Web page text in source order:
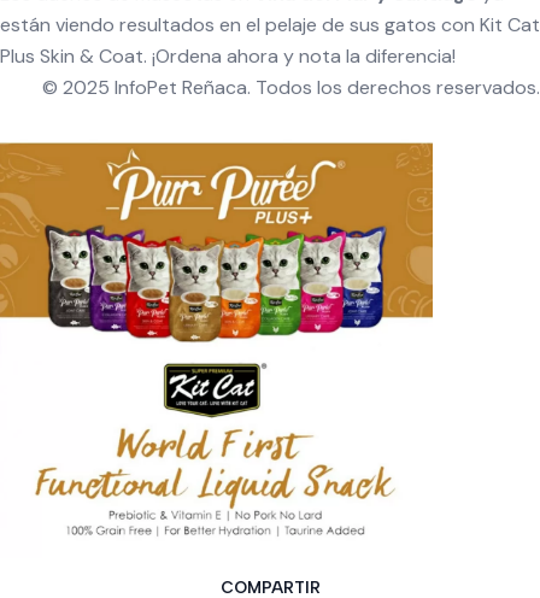
están viendo resultados en el pelaje de sus gatos con Kit Cat
Plus Skin & Coat. ¡Ordena ahora y nota la diferencia!
© 2025 InfoPet Reñaca. Todos los derechos reservados.
COMPARTIR